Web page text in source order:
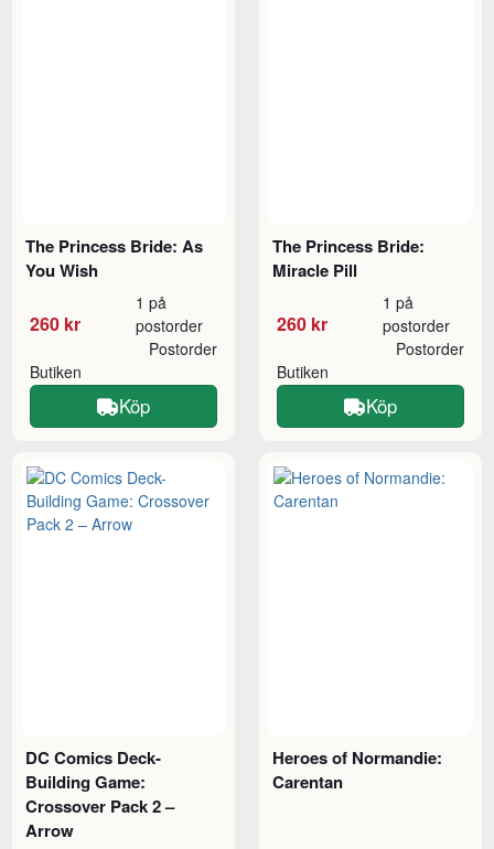
The Princess Bride: As
You Wish
260 kr
1 på
postorder
Butiken
Postorder
Köp
The Princess Bride:
Miracle Pill
260 kr
1 på
postorder
Butiken
Postorder
Köp
DC Comics Deck-
Building Game:
Crossover Pack 2 –
Arrow
Heroes of Normandie:
Carentan